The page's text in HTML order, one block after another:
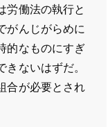
労働法の執行と
がんじがらめに
的なものにすぎ
ないはずだ。
合が必要とされ